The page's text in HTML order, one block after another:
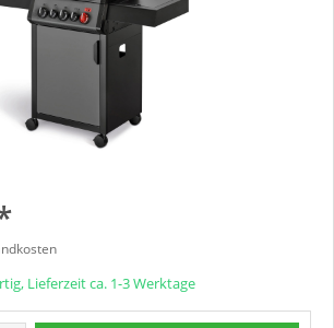
Lieferzeit ca. 1-3 Werktage